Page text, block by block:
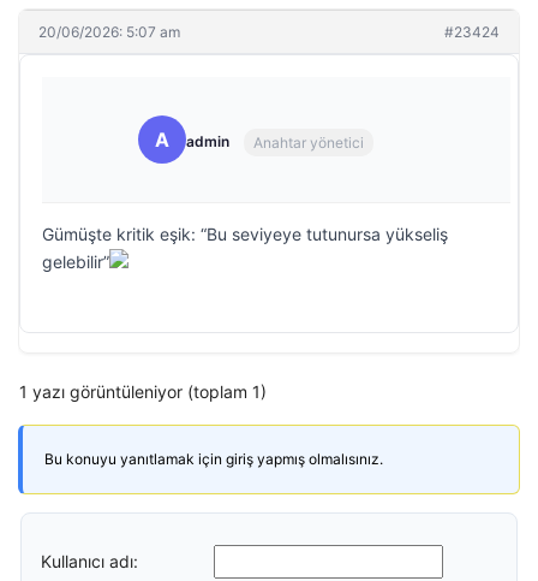
20/06/2026: 5:07 am #23424
A admin Anahtar yönetici
Gümüşte kritik eşik: “Bu seviyeye tutunursa yükseliş
gelebilir”
1 yazı görüntüleniyor (toplam 1)
Bu konuyu yanıtlamak için giriş yapmış olmalısınız.
Kullanıcı adı: